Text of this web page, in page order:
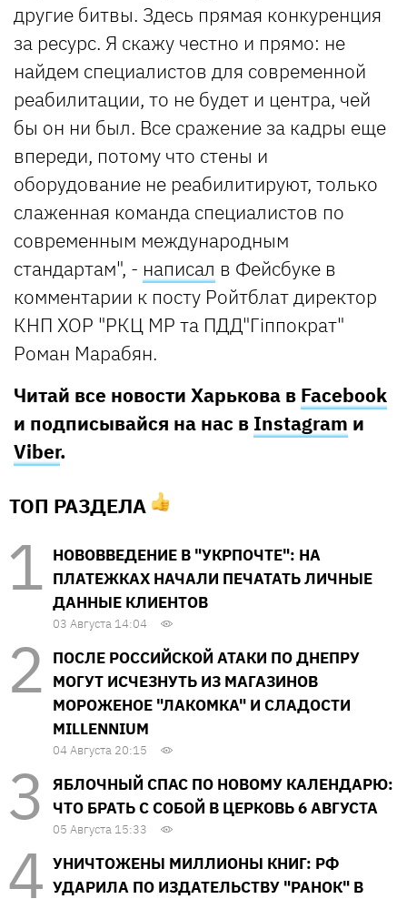
другие битвы. Здесь прямая конкуренция
за ресурс. Я скажу честно и прямо: не
найдем специалистов для современной
реабилитации, то не будет и центра, чей
бы он ни был. Все сражение за кадры еще
впереди, потому что стены и
оборудование не реабилитируют, только
слаженная команда специалистов по
современным международным
стандартам", - написал в Фейсбуке в
комментарии к посту Ройтблат директор
КНП ХОР "РКЦ МР та ПДД"Гiппократ"
Роман Марабян.
Читай все новости Харькова в Facebook
и подписывайся на нас в Instagram и
Viber.
ТОП РАЗДЕЛА
НОВОВВЕДЕНИЕ В "УКРПОЧТЕ": НА
ПЛАТЕЖКАХ НАЧАЛИ ПЕЧАТАТЬ ЛИЧНЫЕ
ДАННЫЕ КЛИЕНТОВ
03 Августа 14:04
ПОСЛЕ РОССИЙСКОЙ АТАКИ ПО ДНЕПРУ
МОГУТ ИСЧЕЗНУТЬ ИЗ МАГАЗИНОВ
МОРОЖЕНОЕ "ЛАКОМКА" И СЛАДОСТИ
MILLENNIUM
04 Августа 20:15
ЯБЛОЧНЫЙ СПАС ПО НОВОМУ КАЛЕНДАРЮ:
ЧТО БРАТЬ С СОБОЙ В ЦЕРКОВЬ 6 АВГУСТА
05 Августа 15:33
УНИЧТОЖЕНЫ МИЛЛИОНЫ КНИГ: РФ
УДАРИЛА ПО ИЗДАТЕЛЬСТВУ "РАНОК" В